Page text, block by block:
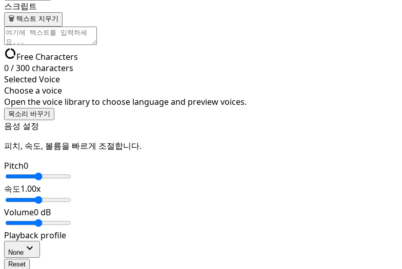
스크립트
🗑 텍스트 지우기
data_usageFree Characters
0/300characters
Selected Voice
Choose a voice
Open the voice library to choose language and preview voices.
목소리 바꾸기
음성 설정
피치, 속도, 볼륨을 빠르게 조절합니다.
Pitch0
속도1.00x
Volume0dB
Playback profile
None expand_more
Reset